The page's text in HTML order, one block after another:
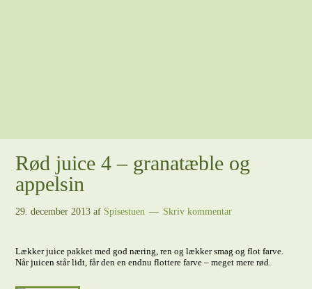
Rød juice 4 – granatæble og
appelsin
29. december 2013 af Spisestuen Skriv kommentar
Lækker juice pakket med god næring, ren og lækker smag og flot farve.
Når juicen står lidt, får den en endnu flottere farve – meget mere rød.